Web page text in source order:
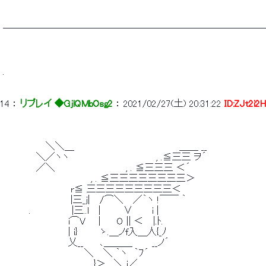
.
14 ： リプレイ ◆GjlQMbOsg2 ： 2021/02/27(土) 20:31:22
＼＼＿　　　　 　 　 　 　 　 　 　 　 ＿＿ __
＼／ヽヽ　　　　　　　 　 　 　 　 , .≦三三 ヲ´
／＼　　　　　　 　 　 　 , . ≦三三三 ＜´
, . ≦三三三三三三三三＞
r≦ 三三三三三三三三三＜
|三_j|　 /⌒＼　 ／｀ヽ !￣￣ ｀
. 　 　 　 　 |三..l　 |　　　 ∨　 　 i |
i⌒V　　| 　　O || ＜　 |.ﾄ.　　　　　　　 　 　 　 　 　 　
| i}　　　 ゝ.＿ノf入＿人{_ﾉ
乂__　　 ､＿＿＿　　　__ノ´
＼　 ＼ ｀ヽ　｀ﾌ´　　　　　　　　　　　　　　　 　 　